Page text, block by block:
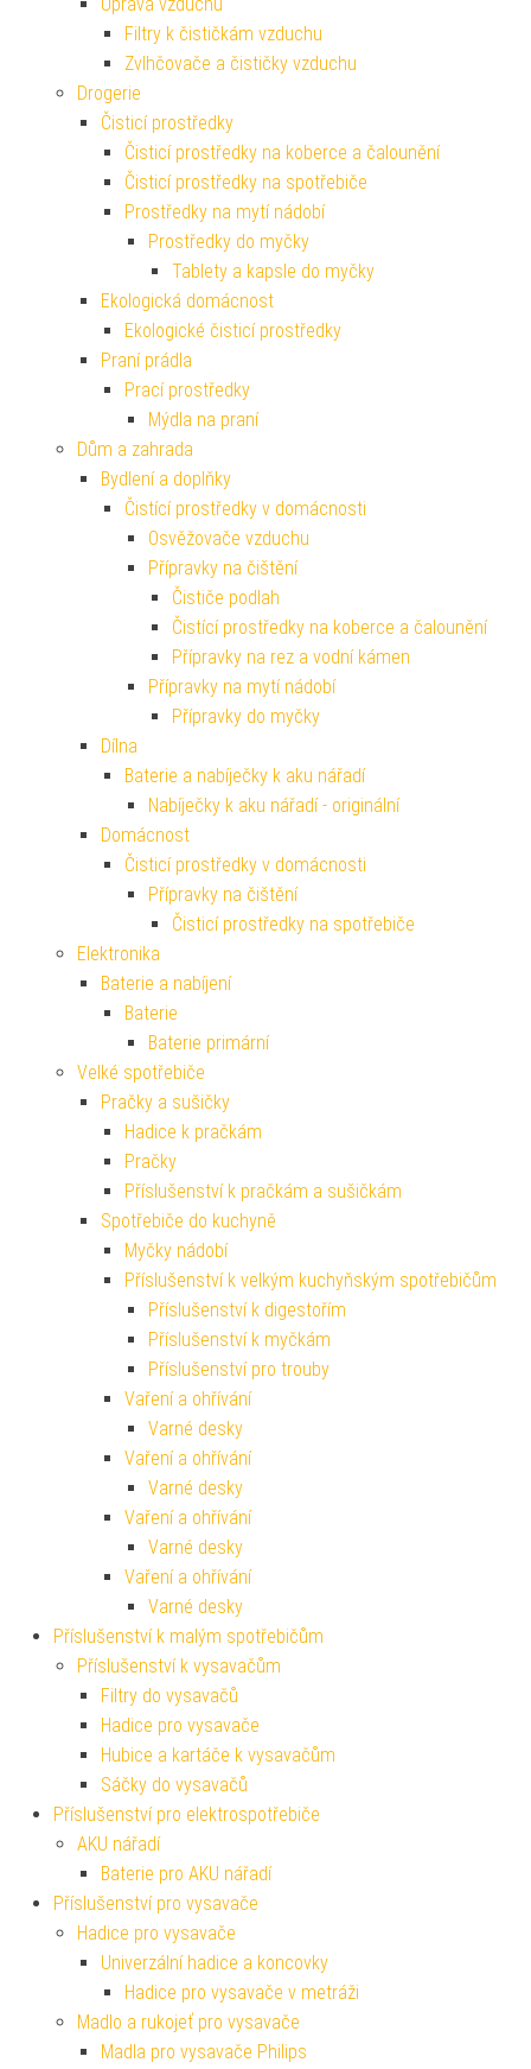
Úprava vzduchu
Filtry k čističkám vzduchu
Zvlhčovače a čističky vzduchu
Drogerie
Čisticí prostředky
Čisticí prostředky na koberce a čalounění
Čisticí prostředky na spotřebiče
Prostředky na mytí nádobí
Prostředky do myčky
Tablety a kapsle do myčky
Ekologická domácnost
Ekologické čisticí prostředky
Praní prádla
Prací prostředky
Mýdla na praní
Dům a zahrada
Bydlení a doplňky
Čistící prostředky v domácnosti
Osvěžovače vzduchu
Přípravky na čištění
Čističe podlah
Čistící prostředky na koberce a čalounění
Přípravky na rez a vodní kámen
Přípravky na mytí nádobí
Přípravky do myčky
Dílna
Baterie a nabíječky k aku nářadí
Nabíječky k aku nářadí - originální
Domácnost
Čisticí prostředky v domácnosti
Přípravky na čištění
Čisticí prostředky na spotřebiče
Elektronika
Baterie a nabíjení
Baterie
Baterie primární
Velké spotřebiče
Pračky a sušičky
Hadice k pračkám
Pračky
Příslušenství k pračkám a sušičkám
Spotřebiče do kuchyně
Myčky nádobí
Příslušenství k velkým kuchyňským spotřebičům
Příslušenství k digestořím
Příslušenství k myčkám
Příslušenství pro trouby
Vaření a ohřívání
Varné desky
Vaření a ohřívání
Varné desky
Vaření a ohřívání
Varné desky
Vaření a ohřívání
Varné desky
Příslušenství k malým spotřebičům
Příslušenství k vysavačům
Filtry do vysavačů
Hadice pro vysavače
Hubice a kartáče k vysavačům
Sáčky do vysavačů
Příslušenství pro elektrospotřebiče
AKU nářadí
Baterie pro AKU nářadí
Příslušenství pro vysavače
Hadice pro vysavače
Univerzální hadice a koncovky
Hadice pro vysavače v metráži
Madlo a rukojeť pro vysavače
Madla pro vysavače Philips